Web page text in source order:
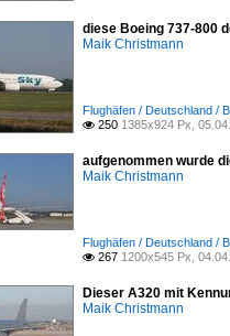
diese Boeing 737-800
Maik Christmann
Flughäfen / Deutschland /
 250 1385x924 Px,
aufgenommen wurde
Maik Christmann
Flughäfen / Deutschland /
 267 1200x545 Px,
Dieser A320 mit
Maik Christmann